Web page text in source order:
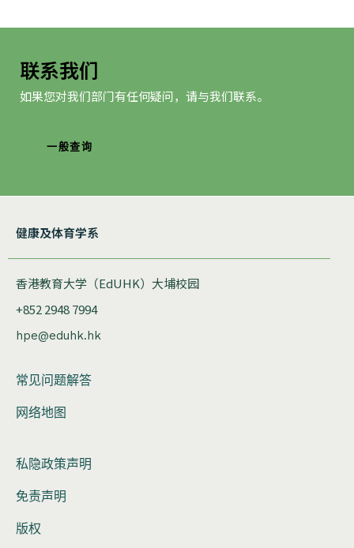
联系我们
如果您对我们部门有任何疑问，请与我们联系。
一般查询
健康及体育学系
香港教育大学（EdUHK）大埔校园
+852 2948 7994
hpe@eduhk.hk
常见问题解答
网络地图
私隐政策声明
免责声明
版权